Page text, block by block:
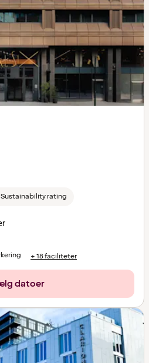
Sustainability rating
+ 18 faciliteter
datoer